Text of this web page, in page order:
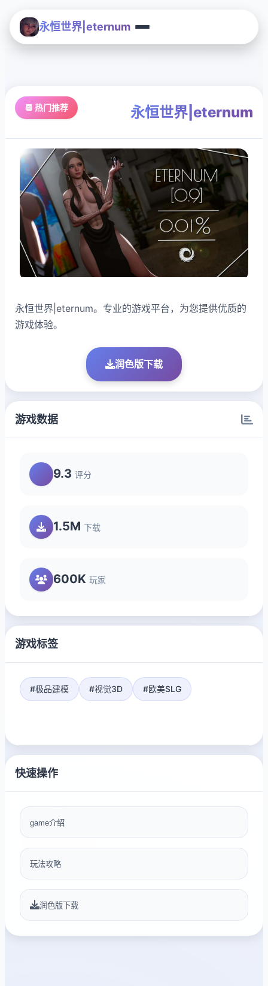
永恒世界|eternum
📆 热门推荐 永恒世界|eternum
永恒世界|eternum。专业的游戏平台，为您提供优质的
游戏体验。
润色版下载
游戏数据
9.3 评分
1.5M 下载
600K 玩家
游戏标签
#极品建模 #视觉3D #欧美SLG
快速操作
game介绍
玩法攻略
润色版下载